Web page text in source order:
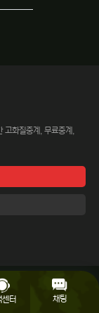
화질중계, 무료중계,
센터 채팅